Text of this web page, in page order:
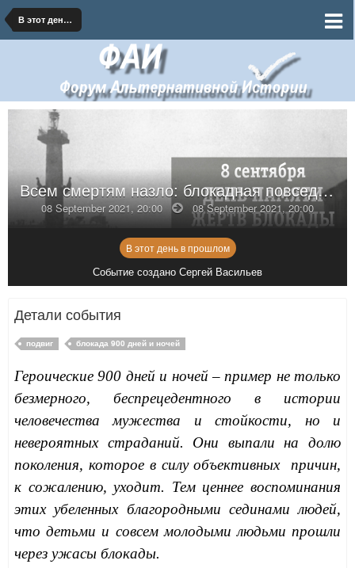
В этот день в прошлом
Всем смертям назло: блокадная повседневность
08 September 2021, 20:00 08 September 2021, 20:00
В этот день в прошлом
Событие создано Сергей Васильев
Детали события
подвиг блокада 900 дней и ночей
Героические 900 дней и ночей – пример не только
безмерного, беспрецедентного в истории
человечества мужества и стойкости, но и
невероятных страданий. Они выпали на долю
поколения, которое в силу объективных причин,
к сожалению, уходит. Тем ценнее воспоминания
этих убеленных благородными сединами людей,
что детьми и совсем молодыми людьми прошли
через ужасы блокады.